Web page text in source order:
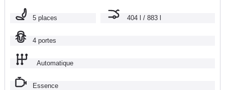
5 places 404 l / 883 l
4 portes
Automatique
Essence